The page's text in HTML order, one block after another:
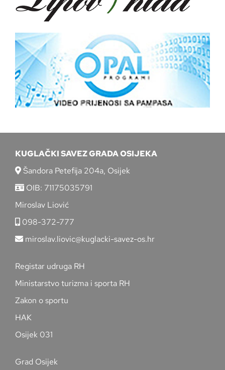
KUGLAČKI SAVEZ GRADA OSIJEKA
Šandora Petefija 204a, Osijek
OIB: 71175035791
Miroslav Liović
098-372-777
miroslav.liovic@kuglacki-savez-os.hr
Registar udruga RH
Ministarstvo turizma i sporta RH
Zakon o sportu
HAK
Osijek 031
Grad Osijek